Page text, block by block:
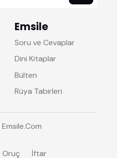
Emsile
Soru ve Cevaplar
Dini Kitaplar
Bülten
Rüya Tabirleri
Emsile.Com
Oruç İftar